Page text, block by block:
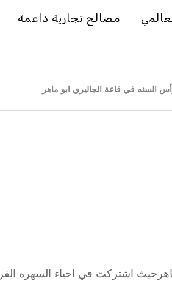
مصالح تجارية داعمة
السنه في قاعة الجاليري ابو ماهر
ابو ماهرحيث اشتركت في احياء السهره